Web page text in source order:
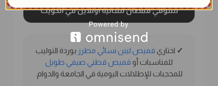
تسوقي قمصان نسائية أونلاين في الكويت
✓ اختاري قميص لينن نسائي مطرز بوردة التوليب
للمناسبات أو قميص قطني صيفي طويل
للمحجبات للإطلالات اليومية في الجامعة والدوام.